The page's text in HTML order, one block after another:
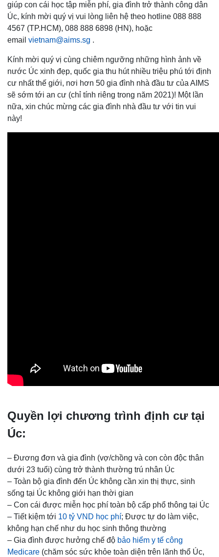
giúp con cái học tập miễn phí, gia đình trở thành công dân
Úc, kính mời quý vị vui lòng liên hệ theo hotline 088 888
4567 (TP.HCM), 088 888 6898 (HN), hoặc
email vietnam@aims.sg .
Kính mời quý vị cùng chiêm ngưỡng những hình ảnh về
nước Úc xinh đẹp, quốc gia thu hút nhiều triệu phú tới định
cư nhất thế giới, nơi hơn 50 gia đình nhà đầu tư của AIMS
sẽ sớm tới an cư (chỉ tính riêng trong năm 2021)! Một lần
nữa, xin chúc mừng các gia đình nhà đầu tư với tin vui
này!
Quyền lợi chương trình định cư tại
Úc:
– Đương đơn và gia đình (vợ/chồng và con còn độc thân
dưới 23 tuổi) cùng trở thành thường trú nhân Úc
– Toàn bộ gia đình đến Úc không cần xin thị thực, sinh
sống tại Úc không giới hạn thời gian
– Con cái được miễn học phí toàn bộ cấp phổ thông tại Úc
– Tiết kiệm tới 10 tỷ VND học phí; Được tự do làm việc,
không hạn chế như du học sinh thông thường
– Gia đình được hưởng chế độ bảo hiểm y tế công
Medicare (chăm sóc sức khỏe toàn diện trên lãnh thổ Úc,